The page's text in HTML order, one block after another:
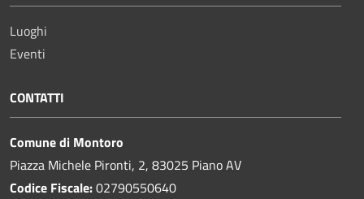
Luoghi
Eventi
CONTATTI
Comune di Montoro
Piazza Michele Pironti, 2, 83025 Piano AV
Codice Fiscale:02790550640